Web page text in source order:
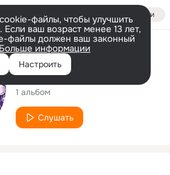
Войти
файлы, чтобы улучшить
Если ваш возраст менее 13 лет,
файлы должен ваш законный
Больше информации
Настроить
Исполнитель
Melissa Henthorn
1 альбом
Слушать